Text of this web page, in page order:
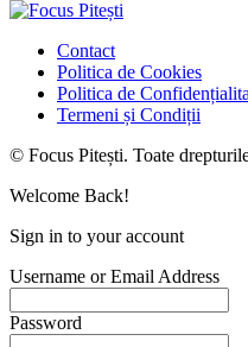
Contact
Politica de Cookies
Politica de
Termeni și Condiții
© Focus Pitești. Toate
Welcome Back!
Sign in to your account
Username or Email Address
Password